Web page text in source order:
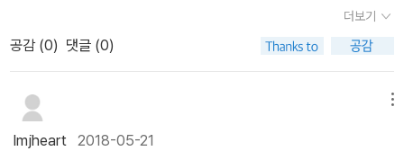
연환경과 생활 우리의 생활공간과 사회 그리고 법에 대한 이야기도
요즘 큰 화두가 많이되죠 (국민청원도 많은 부분들에 활성화되서 국
민참여가 많아져서 변화를 느끼고 있죠)실제 다양한 사료들을 통한
읽을거리도 많아요 자연환경부분에서 실제 포항의 지진을 볼때는
때와 다르게 한가지 과목만 마냥 잘하거나, 암기로 해당 과목을 지금
당장 잘하는 것이 중요하지 않죠.아이들 스스로 고민하고 연구하고,
해결하도록 유도하는 교육법이 최근 트렌드임을 감안하면 이 통합사
회 교과서와 함께 읽기는 그러한 트렌드를 가장 잘 반영했고, 거기에
제가 추구하는 교육법과 가장 잘 맞는 책인거 같았네요.걱정이 하나
가득이던 사회과목.통합사회 교과서와 함께 읽기가 아이에겐 자신감
법을 배우는 것이어야 합니다. '카페인 우울증'이라는 말이 있습니다.
여기서 말하는 카페인은 커피에 들어 있는 물질이 아니라 카카오스토
오스토리, 페이스북, 인스타그램 같은 네트워크에서 볼 수 있는지인
의 삶은 즐겁고 멋진데 내 삶은 그렇지가 않다면 어떤 생각이 들까
즘엔 통합, 융합이 많이 익숙해졌다.책의 서문에서는 '커피'와 '공정무
역' 을 통해하나의 주제 안에 담긴 통합적 관점을 이야기한다. 세상에
는 나와 다른 수많은 사람이 살기에수많은 관점이 존재할 수 밖에 없
다.그렇기에 더욱도 다양한 관점에서 바라보도록공부하고 노력해야
겠다. 2015년 개정 교육 과정에 따라2018년 신설된 '통합사회' 과
더보기
공감 (0) 댓글 (0)
lmjheart 2018-05-21